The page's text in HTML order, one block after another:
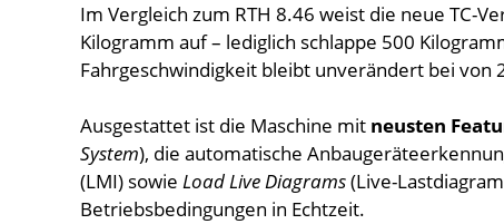
Im Vergleich zum RTH 8.46 weist die neue TC-
Kilogramm auf – lediglich schlappe 500
Fahrgeschwindigkeit bleibt unverändert bei von
Ausgestattet ist die Maschine mit neusten
System), die automatische
(LMI) sowie Load Live Diagrams(Live-
Betriebsbedingungen in Echtzeit.